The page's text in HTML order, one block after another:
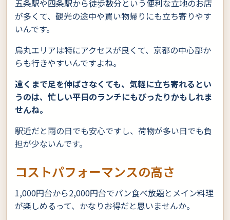
五条駅や四条駅から徒歩数分という便利な立地のお店
が多くて、観光の途中や買い物帰りにも立ち寄りやす
いんです。
烏丸エリアは特にアクセスが良くて、京都の中心部か
らも行きやすいんですよね。
遠くまで足を伸ばさなくても、気軽に立ち寄れるとい
うのは、忙しい平日のランチにもぴったりかもしれま
せんね。
駅近だと雨の日でも安心ですし、荷物が多い日でも負
担が少ないんです。
コストパフォーマンスの高さ
1,000円台から2,000円台でパン食べ放題とメイン料理
が楽しめるって、かなりお得だと思いませんか。